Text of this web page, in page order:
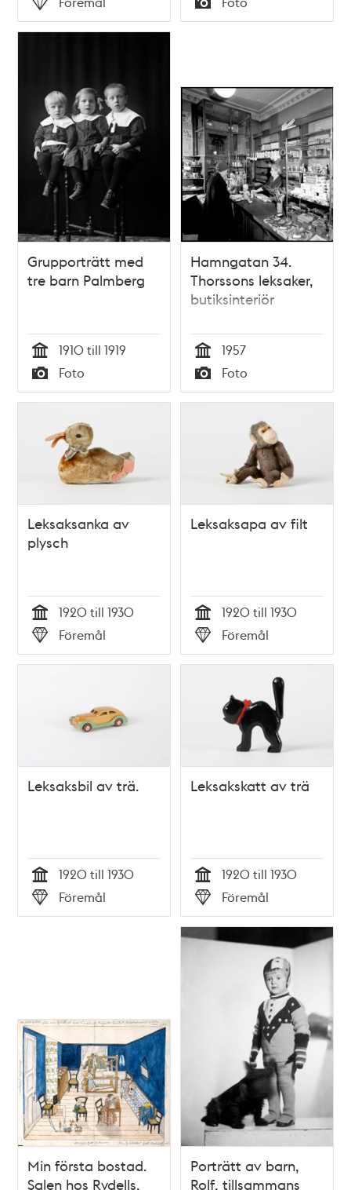
Typ
Typ
Grupporträtt med
tre barn Palmberg
Tid
1910 till 1919
Typ
Foto
Hamngatan 34.
Thorssons leksaker,
butiksinteriör
Tid
1957
Typ
Foto
Leksaksanka av
plysch
Tid
1920 till 1930
Typ
Föremål
Leksaksapa av filt
Tid
1920 till 1930
Typ
Föremål
Leksaksbil av trä.
Tid
1920 till 1930
Typ
Föremål
Leksakskatt av trä
Tid
1920 till 1930
Typ
Föremål
Min första bostad.
Salen hos Rydells,
Porträtt av barn,
Rolf, tillsammans